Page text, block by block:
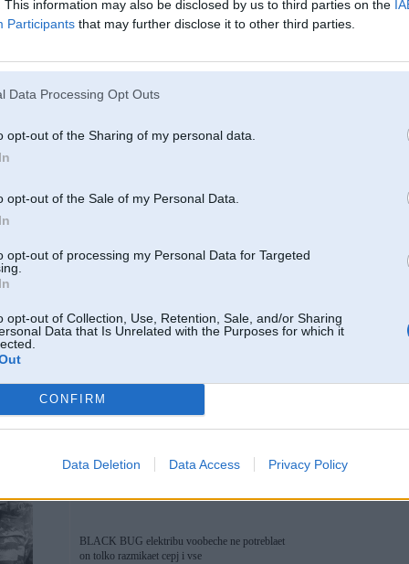
This information may also be disclosed by us to third parties on the
Participants that may further disclose it to other third parties.
Data Processing Opt Outs
opt-out of the Sharing of my personal data.
opt-out of the Sale of my Personal Data.
opt-out of processing my Personal Data for Targeted
opt-out of Collection, Use, Retention, Sale, and/or Sharing
Data that Is Unrelated with the Purposes for which it
CONFIRM
Data Deletion Data Access Privacy Policy
951,
Kaut vai te var palasīties par visādiem E38 prikoliem.
http://www.7-forum.com/modelle/e38/tipps.php
08. Dec 2005, 10:15
4. Kas varetu but par problemu, ja 3 dienas nebrauc - nosezhas akis.
Viens no variantiem - aķis, bet iesaku paskatīties apmēram pēc 20 min pēc
08. Dec 2005, 13:10
4. Kas varetu but par problemu, ja 3 dienas nebrauc - nosezhas akis.
BLACK BUG elektribu voobeche ne potreblaet
on tolko razmikaet cepj i vse